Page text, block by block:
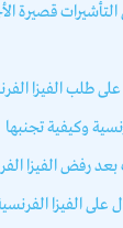
قصيرة
على طلب الفيزا
وكيفية تجنبها
رفض الفيزا
الفيزا